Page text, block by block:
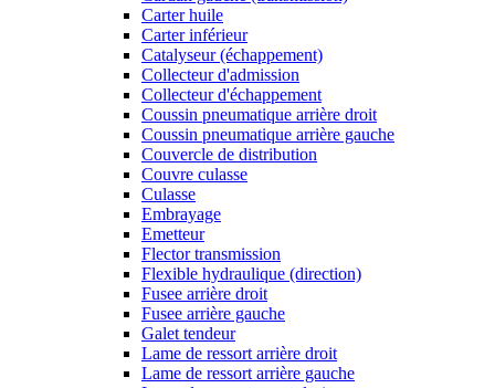
Carter huile
Carter inférieur
Catalyseur (échappement)
Collecteur d'admission
Collecteur d'échappement
Coussin pneumatique arrière droit
Coussin pneumatique arrière gauche
Couvercle de distribution
Couvre culasse
Culasse
Embrayage
Emetteur
Flector transmission
Flexible hydraulique (direction)
Fusee arrière droit
Fusee arrière gauche
Galet tendeur
Lame de ressort arrière droit
Lame de ressort arrière gauche